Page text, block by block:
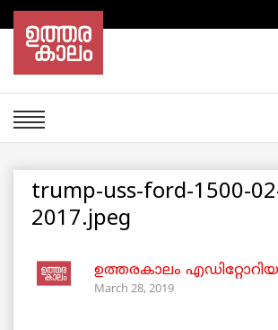
trump-uss-ford-1500-
2017.jpeg
ഉത്തരകാലം
March 28, 2019